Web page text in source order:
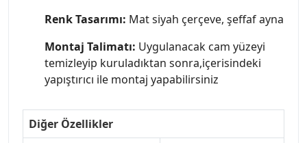
Renk Tasarımı: Mat siyah çerçeve, şeffaf ayna
Montaj Talimatı: Uygulanacak cam yüzeyi
temizleyip kuruladıktan sonra,içerisindeki
yapıştırıcı ile montaj yapabilirsiniz
Diğer Özellikler